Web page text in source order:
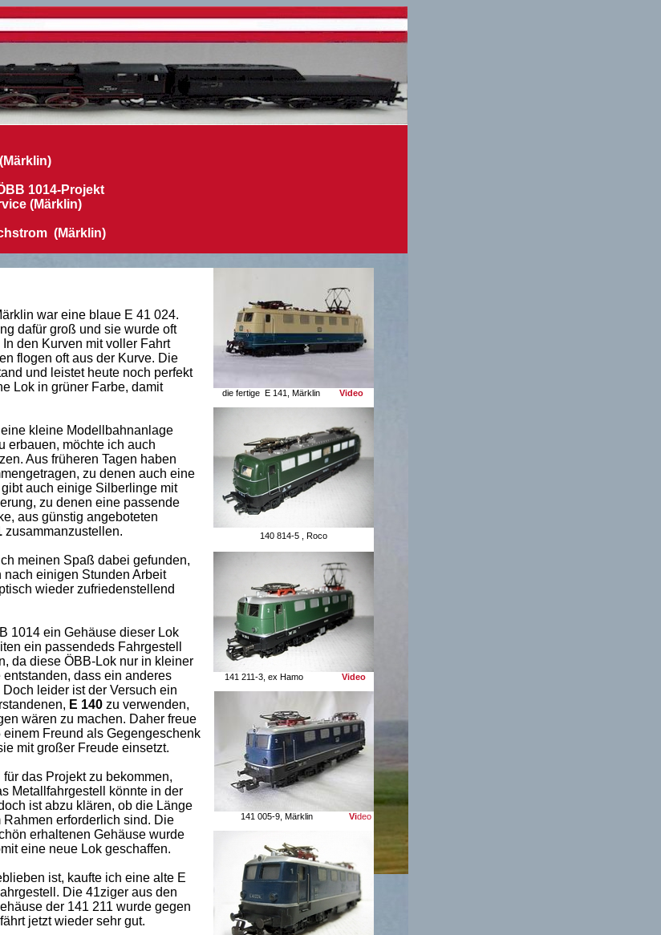
1014-Projekt
(Märklin)
(Märklin)
war eine blaue E 41 024.
dafür groß und sie wurde oft
den Kurven mit voller Fahrt
flogen oft aus der Kurve. Die
und leistet heute noch perfekt
Lok in grüner Farbe, damit
kleine Modellbahnanlage
erbauen, möchte ich auch
Aus früheren Tagen haben
zu denen auch eine
auch einige Silberlinge mit
zu denen eine passende
aus günstig angeboteten
zusammanzustellen.
meinen Spaß dabei gefunden,
einigen Stunden Arbeit
wieder zufriedenstellend
1014 ein Gehäuse dieser Lok
ein passendeds Fahrgestell
da diese ÖBB-Lok nur in kleiner
dass ein anderes
leider ist der Versuch ein
E 140 zu verwenden,
wären zu machen. Daher freue
Freund als Gegengeschenk
mit großer Freude einsetzt.
das Projekt zu bekommen,
Metallfahrgestell könnte in der
ist abzu klären, ob die Länge
erforderlich sind. Die
erhaltenen Gehäuse wurde
eine neue Lok geschaffen.
ist, kaufte ich eine alte E
Die 41ziger aus den
der 141 211 wurde gegen
jetzt wieder sehr gut.
die fertige E 141, Märklin Video
140 814-5 , Roco
141 211-3, ex Hamo Video
141 005-9, Märklin Video